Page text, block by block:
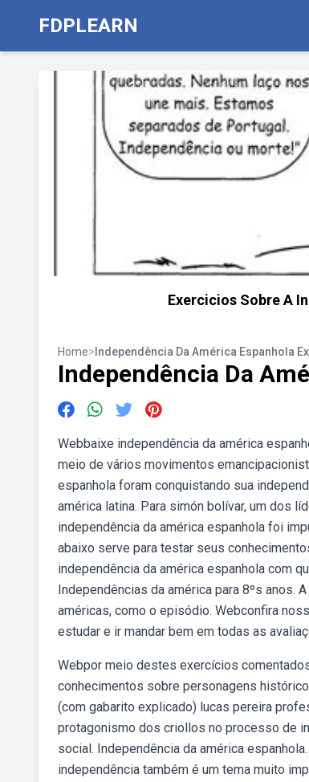
FDPLEARN
Exercicios Sobre A
Home> Independência Da América Espanhola
Independência Da
Webbaixe independência da américa
meio de vários movimentos
espanhola foram conquistando sua
américa latina. Para simón bolívar, um dos
independência da américa espanhola foi
abaixo serve para testar seus
independência da américa espanhola com
Independências da américa para 8ºs anos.
américas, como o episódio. Webconfira
estudar e ir mandar bem em todas as
Webpor meio destes exercícios
conhecimentos sobre personagens
(com gabarito explicado) lucas pereira
protagonismo dos criollos no processo de
social. Independência da américa
independência também é um tema muito